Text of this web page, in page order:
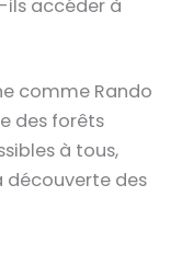
accéder à
comme Rando
des forêts
à tous,
découverte des